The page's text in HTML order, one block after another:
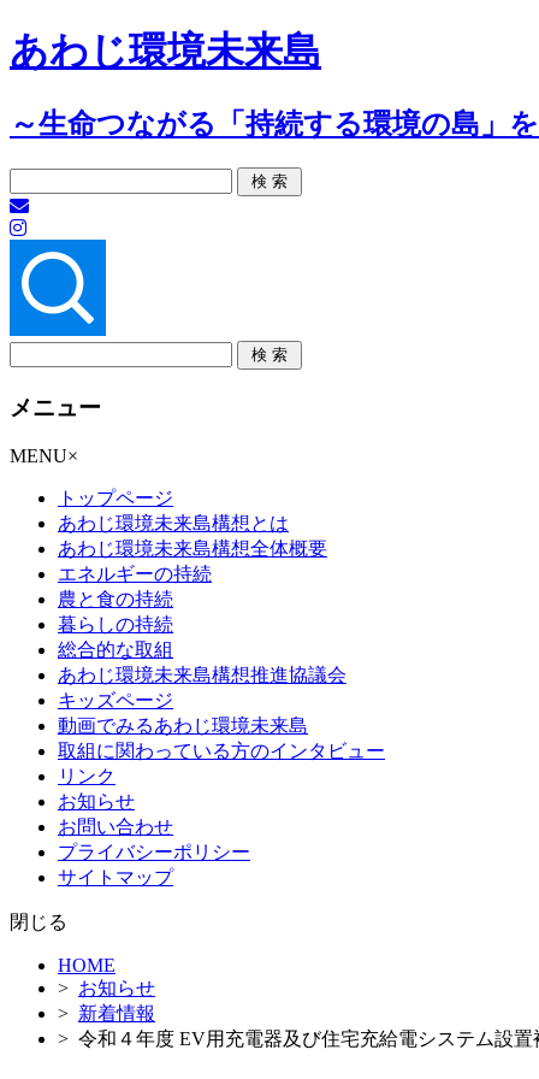
あわじ環境未来島
～生命つながる「持続する環境の島」
メニュー
コ
MENU×
トップページ
あわじ環境未来島構想とは
あわじ環境未来島構想全体概要
エネルギーの持続
農と食の持続
暮らしの持続
総合的な取組
あわじ環境未来島構想推進協議会
キッズページ
動画でみるあわじ環境未来島
取組に関わっている方のインタビュー
リンク
お知らせ
お問い合わせ
プライバシーポリシー
サイトマップ
閉じる
HOME
> お知らせ
> 新着情報
> 令和４年度 EV用充電器及び住宅充給電システム設置